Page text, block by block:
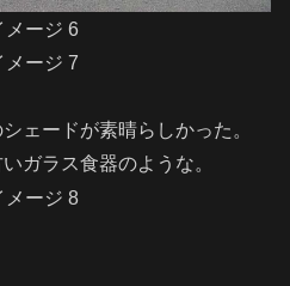
ェードが素晴らしかった。
ガラス食器のような。